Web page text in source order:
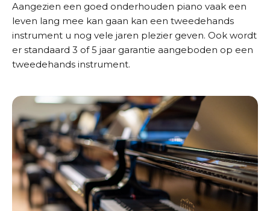
Aangezien een goed onderhouden piano vaak een
leven lang mee kan gaan kan een tweedehands
instrument u nog vele jaren plezier geven. Ook wordt
er standaard 3 of 5 jaar garantie aangeboden op een
tweedehands instrument.